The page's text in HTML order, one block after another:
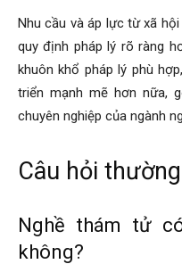
Nhu cầu và áp lực từ xã
quy định pháp lý rõ ràng
khuôn khổ pháp lý phù
triển mạnh mẽ hơn nữa,
chuyên nghiệp của ngành
Câu hỏi
Nghề thám tử
không?